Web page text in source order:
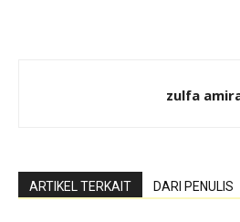
zulfa
ARTIKEL TERKAIT DARI PENULIS